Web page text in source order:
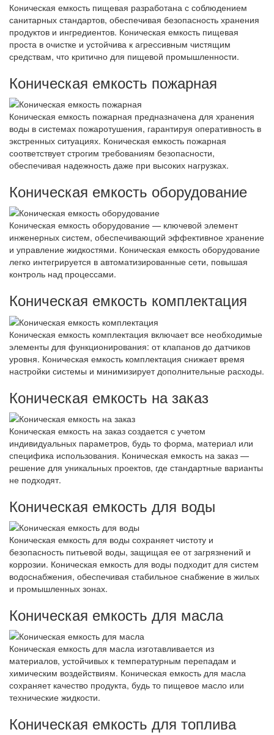
Коническая емкость пищевая разработана с соблюдением
санитарных стандартов, обеспечивая безопасность хранения
продуктов и ингредиентов. Коническая емкость пищевая
проста в очистке и устойчива к агрессивным чистящим
средствам, что критично для пищевой промышленности.
Коническая емкость пожарная
Коническая емкость пожарная предназначена для хранения
воды в системах пожаротушения, гарантируя оперативность в
экстренных ситуациях. Коническая емкость пожарная
соответствует строгим требованиям безопасности,
обеспечивая надежность даже при высоких нагрузках.
Коническая емкость оборудование
Коническая емкость оборудование — ключевой элемент
инженерных систем, обеспечивающий эффективное хранение
и управление жидкостями. Коническая емкость оборудование
легко интегрируется в автоматизированные сети, повышая
контроль над процессами.
Коническая емкость комплектация
Коническая емкость комплектация включает все необходимые
элементы для функционирования: от клапанов до датчиков
уровня. Коническая емкость комплектация снижает время
настройки системы и минимизирует дополнительные расходы.
Коническая емкость на заказ
Коническая емкость на заказ создается с учетом
индивидуальных параметров, будь то форма, материал или
специфика использования. Коническая емкость на заказ —
решение для уникальных проектов, где стандартные варианты
не подходят.
Коническая емкость для воды
Коническая емкость для воды сохраняет чистоту и
безопасность питьевой воды, защищая ее от загрязнений и
коррозии. Коническая емкость для воды подходит для систем
водоснабжения, обеспечивая стабильное снабжение в жилых
и промышленных зонах.
Коническая емкость для масла
Коническая емкость для масла изготавливается из
материалов, устойчивых к температурным перепадам и
химическим воздействиям. Коническая емкость для масла
сохраняет качество продукта, будь то пищевое масло или
технические жидкости.
Коническая емкость для топлива